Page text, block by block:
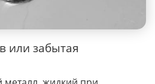
или забытая